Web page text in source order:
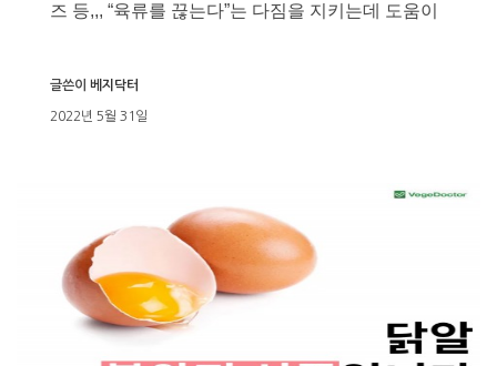
즈 등,,, “육류를 끊는다”는 다짐을 지키는데 도움이
2022년 5월 31일
글쓴이 베지닥터